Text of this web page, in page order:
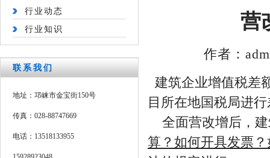
行业动态
行业知识
联系我们
地址：邛崃市金宝街150号
传真：028-88747669
电话：13518133955
营
作者：
建筑企业增值税差
目所在地国税局进
全面营改增后，建
算？如何开具发票